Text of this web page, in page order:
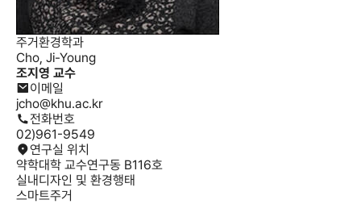
주거환경학과
Cho, Ji-Young
조지영 교수
이메일
jcho@khu.ac.kr
전화번호
02)961-9549
연구실 위치
약학대학 교수연구동 B116호
실내디자인 및 환경행태
스마트주거